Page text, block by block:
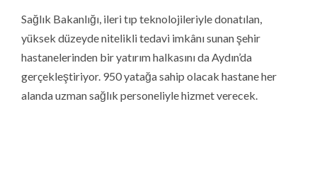
sağlık turizminde atağa geçmeye hazırlanıyor. Yeni sağlık
yatırımlarıyla birlikte sadece Aydın’a değil civar illere,
yurtdışından gelecek hastalara da şifa sunacak. Tam
donanımlı ameliyathaneleri, yüksek yatak ve yoğun
bakım kapasitesi, diyaliz yatakları, uluslararası